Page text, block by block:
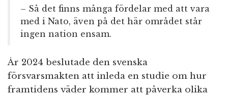
– Så det finns många fördelar med att vara
med i Nato, även på det här området står
ingen nation ensam.
År 2024 beslutade den svenska
försvarsmakten att inleda en studie om hur
framtidens väder kommer att påverka olika